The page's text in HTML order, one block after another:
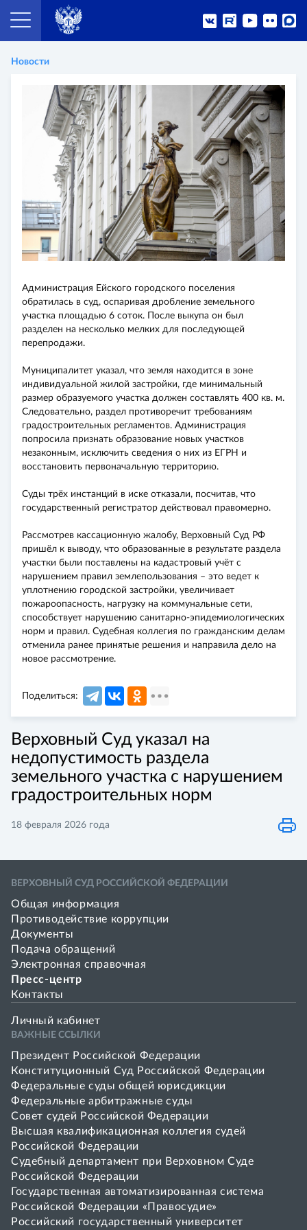
Новости
Верховный Суд указал на
недопустимость раздела
земельного участка с нарушением
градостроительных норм
18 февраля 2026 года
Администрация Ейского городского поселения
обратилась в суд, оспаривая дробление земельного
участка площадью 6 соток. После выкупа он был
разделен на несколько мелких для последующей
перепродажи.
Муниципалитет указал, что земля находится в зоне
индивидуальной жилой застройки, где минимальный
размер образуемого участка должен составлять 400 кв. м.
Следовательно, раздел противоречит требованиям
градостроительных регламентов. Администрация
попросила признать образование новых участков
незаконным, исключить сведения о них из ЕГРН и
восстановить первоначальную территорию.
Суды трёх инстанций в иске отказали, посчитав, что
государственный регистратор действовал правомерно.
Рассмотрев кассационную жалобу, Верховный Суд РФ
пришёл к выводу, что образованные в результате раздела
участки были поставлены на кадастровый учёт с
нарушением правил землепользования – это ведет к
уплотнению городской застройки, увеличивает
пожароопасность, нагрузку на коммунальные сети,
способствует нарушению санитарно-эпидемиологических
норм и правил. Судебная коллегия по гражданским делам
отменила ранее принятые решения и направила дело на
новое рассмотрение.
Поделиться:
ВЕРХОВНЫЙ СУД РОССИЙСКОЙ ФЕДЕРАЦИИ
Общая информация
Противодействие коррупции
Документы
Подача обращений
Электронная справочная
Пресс-центр
Контакты
Личный кабинет
ВАЖНЫЕ ССЫЛКИ
Президент Российской Федерации
Конституционный Суд Российской Федерации
Федеральные суды общей юрисдикции
Федеральные арбитражные суды
Совет cудей Российской Федерации
Высшая квалификационная коллегия судей
Российской Федерации
Судебный департамент при Верховном Суде
Российской Федерации
Государственная автоматизированная система
Российской Федерации «Правосудие»
Pоссийский государственный университет